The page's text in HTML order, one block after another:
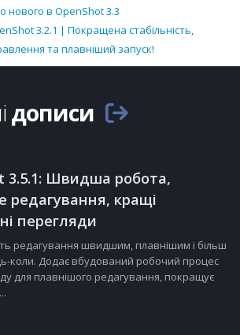
нового в OpenShot 3.3
3.2.1 | Покращена стабільність,
та плавніший запуск!
дописи
3.5.1: Швидша робота,
редагування, кращі
перегляди
редагування швидшим, плавнішим і більш
коли. Додає вбудований робочий процес
для плавнішого редагування, покращує